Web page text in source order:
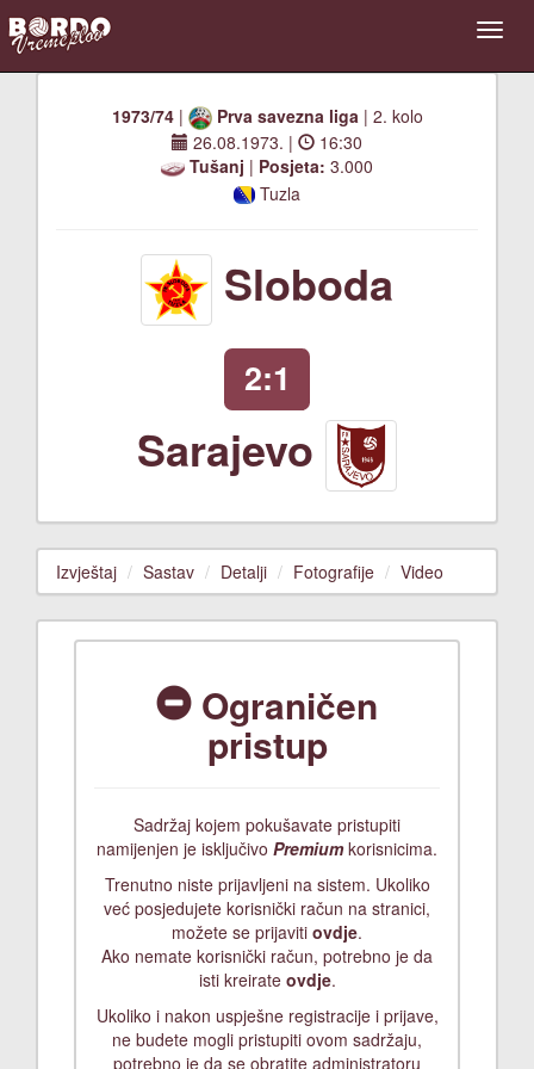
1973/74| Prva savezna liga| 2. kolo
26.08.1973. |
16:30
Tušanj | Posjeta: 3.000
Tuzla
Sloboda
2:1
Sarajevo
Izvještaj Sastav Detalji Fotografije Video
Ograničen
pristup
Sadržaj kojem pokušavate pristupiti
namijenjen je isključivo Premiumkorisnicima.
Trenutno niste prijavljeni na sistem. Ukoliko
već posjedujete korisnički račun na stranici,
možete se prijaviti ovdje.
Ako nemate korisnički račun, potrebno je da
isti kreirate ovdje.
Ukoliko i nakon uspješne registracije i prijave,
ne budete mogli pristupiti ovom sadržaju,
potrebno je da se obratite administratoru